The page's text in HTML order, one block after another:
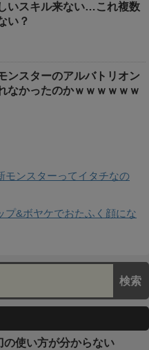
いスキル来ない…これ複数
い？
ンスターのアルバトリオン
なかったのかｗｗｗｗｗｗ
モンスターってイタチなの
プ&ボヤケでおたふく顔にな
の使い方が分からない